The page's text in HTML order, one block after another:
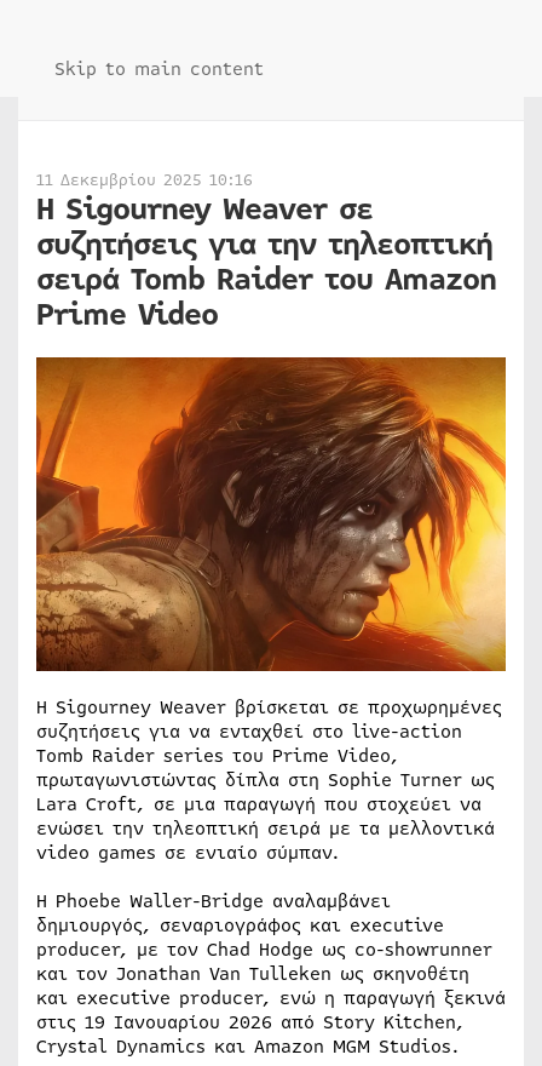
Skip to main content
11 Δεκεμβρίου 2025 10:16
Η Sigourney Weaver σε
συζητήσεις για την τηλεοπτική
σειρά Tomb Raider του Amazon
Prime Video
Η Sigourney Weaver βρίσκεται σε προχωρημένες
συζητήσεις για να ενταχθεί στο live-action
Tomb Raider series του Prime Video,
πρωταγωνιστώντας δίπλα στη Sophie Turner ως
Lara Croft, σε μια παραγωγή που στοχεύει να
ενώσει την τηλεοπτική σειρά με τα μελλοντικά
video games σε ενιαίο σύμπαν.
Η Phoebe Waller-Bridge αναλαμβάνει
δημιουργός, σεναριογράφος και executive
producer, με τον Chad Hodge ως co-showrunner
και τον Jonathan Van Tulleken ως σκηνοθέτη
και executive producer, ενώ η παραγωγή ξεκινά
στις 19 Ιανουαρίου 2026 από Story Kitchen,
Crystal Dynamics και Amazon MGM Studios.